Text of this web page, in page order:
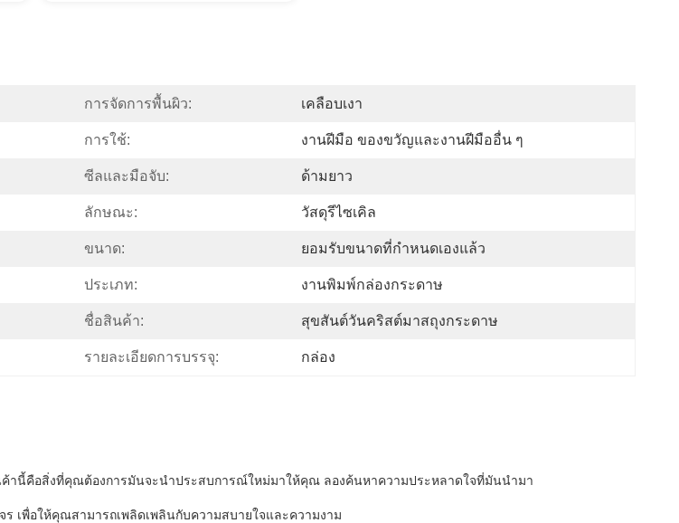
การจัดการพื้นผิว: เคลือบเงา
การใช้: งานฝีมือ ของขวัญและงานฝีมืออื่น ๆ
ซีลและมือจับ: ด้ามยาว
ลักษณะ: วัสดุรีไซเคิล
ขนาด: ยอมรับขนาดที่กำหนดเองแล้ว
ประเภท: งานพิมพ์กล่องกระดาษ
ชื่อสินค้า: สุขสันต์วันคริสต์มาสถุงกระดาษ
รายละเอียดการบรรจุ: กล่อง
ค้านี้คือสิ่งที่คุณต้องการมันจะนําประสบการณ์ใหม่มาให้คุณ ลองค้นหาความประหลาดใจที่มันนํามา
เพื่อให้คุณสามารถเพลิดเพลินกับความสบายใจและความงาม